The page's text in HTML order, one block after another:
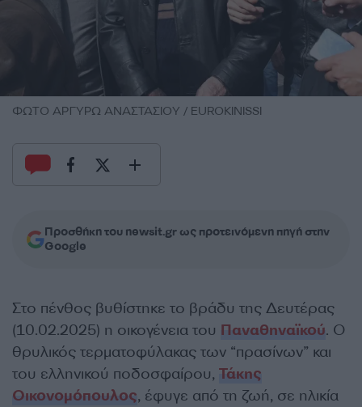
ΦΩΤΟ ΑΡΓΥΡΩ ΑΝΑΣΤΑΣΙΟΥ / EUROKINISSI
Προσθήκη του newsit.gr ως προτεινόμενη πηγή στην
Google
Στο πένθος βυθίστηκε το βράδυ της Δευτέρας
(10.02.2025) η οικογένεια του Παναθηναϊκού. Ο
θρυλικός τερματοφύλακας των “πρασίνων” και
του ελληνικού ποδοσφαίρου, Τάκης
Οικονομόπουλος, έφυγε από τη ζωή, σε ηλικία